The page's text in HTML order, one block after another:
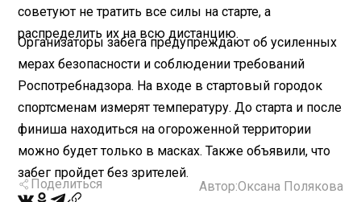
советуют не тратить все силы на старте, а
распределить их на всю дистанцию.
Организаторы забега предупреждают об усиленных
мерах безопасности и соблюдении требований
Роспотребнадзора. На входе в стартовый городок
спортсменам измерят температуру. До старта и после
финиша находиться на огороженной территории
можно будет только в масках. Также объявили, что
забег пройдет без зрителей.
Поделиться Автор:Оксана Полякова